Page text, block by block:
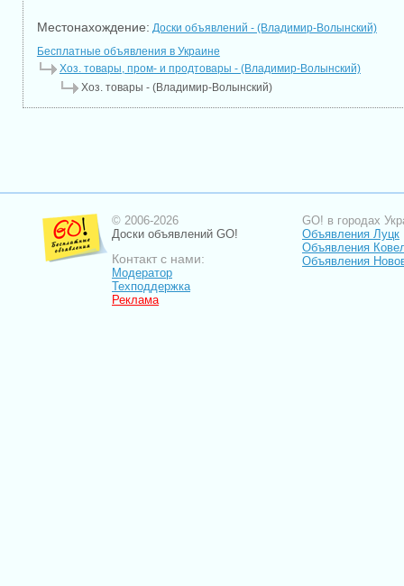
Местонахождение: Доски объявлений - (Владимир-Волынский)
Бесплатные объявления в Украине
Хоз. товары, пром- и продтовары - (Владимир-Волынский)
Хоз. товары - (Владимир-Волынский)
© 2006-2026
Доски объявлений GO!
Контакт с нами:
Модератор
Техподдержка
Реклама
GO! в городах
Объявления Луцк
Объявления
Объявления